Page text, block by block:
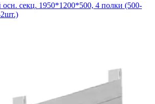
осн. секц. 1950*1200*500, 4 полки (500-